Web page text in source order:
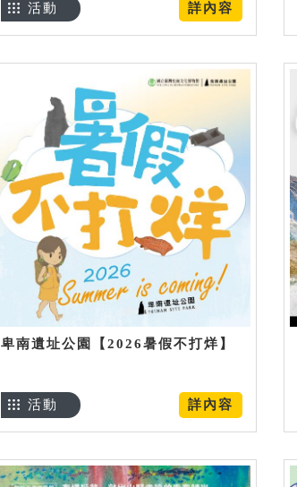
詳內容
活動
卑南遺址公園【2026暑假不打烊】
詳內容
活動